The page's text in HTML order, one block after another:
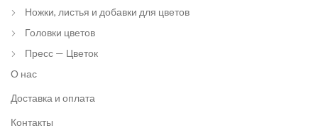
Ножки, листья и добавки для цветов
Головки цветов
Пресс — Цветок
О нас
Доставка и оплата
Контакты